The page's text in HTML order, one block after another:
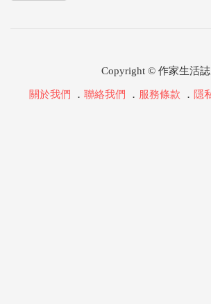
Copyright © 作家生活誌
關於我們 ． 聯絡我們 ． 服務條款 ． 隱